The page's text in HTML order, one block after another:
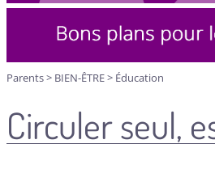
Parents> BIEN-ÊTRE> Éducation
Circuler seul,